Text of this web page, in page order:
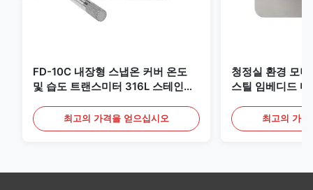
FD-10C 내장형 스냅온 커버 온도
및 습도 트랜스미터 316L 스테인리
최고의 가격을 얻으십시오
청정실 환경 모
스틸 임베디드
최고의 가